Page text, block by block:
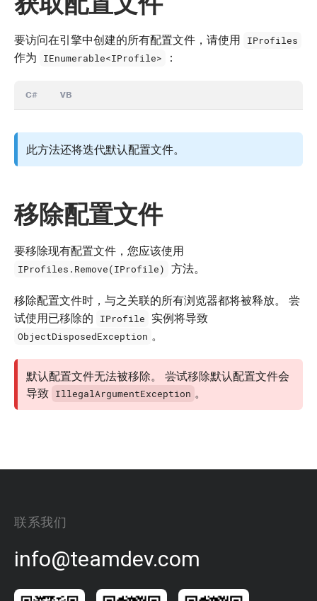
要访问在引擎中创建的所有配置文件，请使用 IProfiles
作为 IEnumerable<IProfile> ：
C# VB
此方法还将迭代默认配置文件。
移除配置文件
要移除现有配置文件，您应该使用
IProfiles.Remove(IProfile) 方法。
移除配置文件时，与之关联的所有浏览器都将被释放。 尝
试使用已移除的
IProfile 实例将导致
ObjectDisposedException 。
默认配置文件无法被移除。 尝试移除默认配置文件会
导致 IllegalArgumentException 。
联系我们
info@teamdev.com